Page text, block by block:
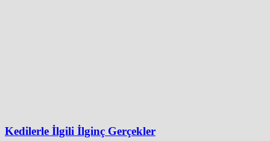
Kedilerle İlgili İlginç Gerçekler